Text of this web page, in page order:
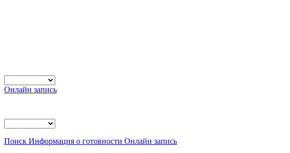
Онлайн запись
Поиск Информация о готовности Онлайн запись